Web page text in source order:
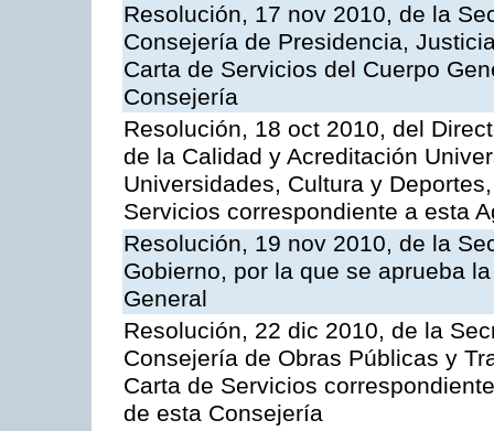
Resolución, 17 nov 2010, de la
Consejería de Presidencia,
Carta de Servicios del Cuerpo
Consejería
Resolución, 18 oct 2010, del
de la Calidad y Acreditación
Universidades, Cultura y
Servicios correspondiente a esta
Resolución, 19 nov 2010, de la
Gobierno, por la que se aprueba
General
Resolución, 22 dic 2010, de la
Consejería de Obras Públicas y
Carta de Servicios
de esta Consejería